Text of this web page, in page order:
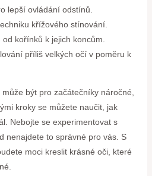
lepší ovládání odstínů.
křížového stínování.
kořínků k jejich koncům.
příliš velkých očí v poměru k
být pro začátečníky náročné,
kroky se můžete naučit, jak
Nebojte se experimentovat s
nenajdete to správné pro vás. S
moci kreslit krásné oči, které